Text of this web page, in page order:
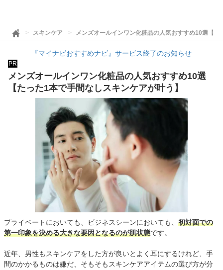
スキンケア メンズオールインワン化粧品の人気おすすめ10選【
『マイナビおすすめナビ』サービス終了のお知らせ
PR
メンズオールインワン化粧品の人気おすすめ10選
【たった1本で手間なしスキンケアが叶う】
プライベートにおいても、ビジネスシーンにおいても、 初対面での
第一印象を決める大きな要因となるのが肌状態です。
近年、男性もスキンケアをした方が良いとよく耳にするけれど、手
間のかかるものは嫌だ、そもそもスキンケアアイテムの選び方が分